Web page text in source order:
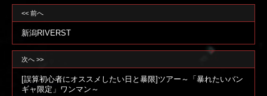
<< 前へ
新潟RIVERST
次へ >>
[誤算初心者にオススメしたい日と暴限]ツアー～「暴れたいバン
ギャ限定」ワンマン～